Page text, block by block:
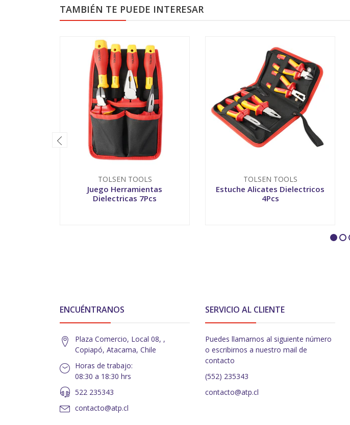
TAMBIÉN TE PUEDE INTERESAR
TOLSEN TOOLS
Juego Herramientas
Dielectricas 7Pcs
TOLSEN TOOLS
Estuche Alicates Dielectricos
4Pcs
ENCUÉNTRANOS
Plaza Comercio, Local 08, ,
Copiapó, Atacama, Chile
Horas de trabajo:
08:30 a 18:30 hrs
522 235343
contacto@atp.cl
SERVICIO AL CLIENTE
Puedes llamarnos al siguiente número
o escribirnos a nuestro mail de
contacto
(552) 235343
contacto@atp.cl